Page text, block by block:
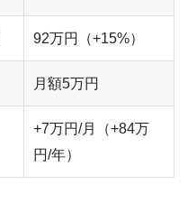
92万円（+15%）
月額5万円
+7万円/月（+84万
円/年）